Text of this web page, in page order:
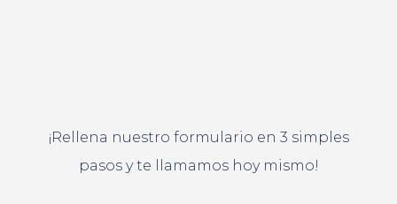
¡Rellena nuestro formulario en 3 simples
pasos y te llamamos hoy mismo!